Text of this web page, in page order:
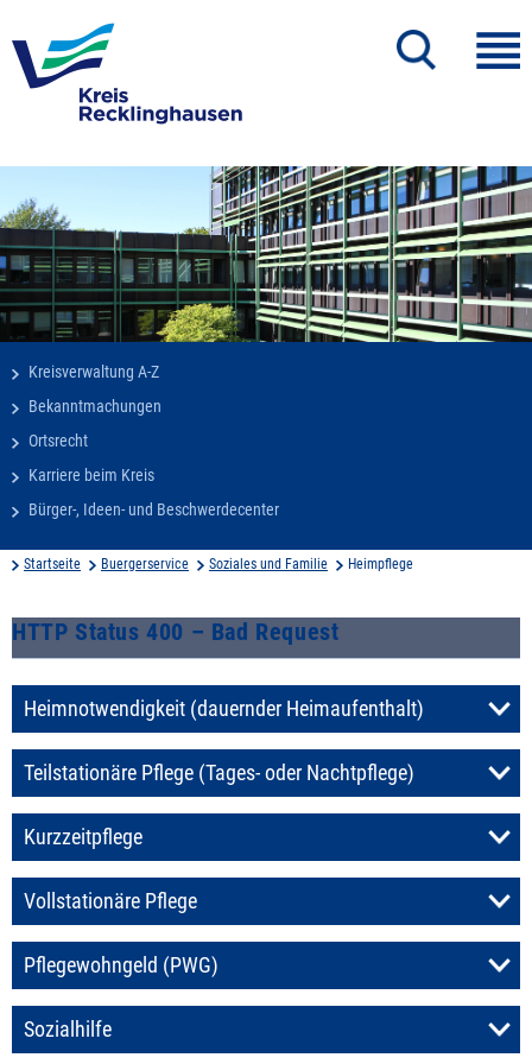
Kreisverwaltung A-Z
Bekanntmachungen
Ortsrecht
Karriere beim Kreis
Bürger-, Ideen- und Beschwerdecenter
Startseite Buergerservice Soziales und Familie Heimpflege
HTTP Status 400 – Bad Request
Heimnotwendigkeit (dauernder Heimaufenthalt)
Teilstationäre Pflege (Tages- oder Nachtpflege)
Kurzzeitpflege
Vollstationäre Pflege
Pflegewohngeld (PWG)
Sozialhilfe